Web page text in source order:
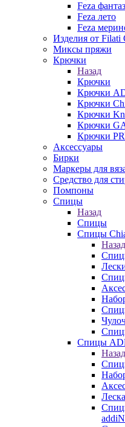
Feza
Feza лето
Feza
Изделия от Filati
Миксы пряжи
Крючки
Назад
Крючки
Крючки
Крючки
Крючки
Крючки
Крючки
Аксессуары
Бирки
Маркеры для
Средство для
Помпоны
Спицы
Назад
Спицы
Спицы
Назад
Спицы
Назад